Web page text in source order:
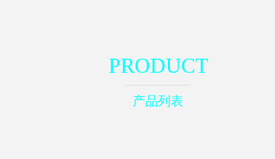
PRODUCT
产品列表